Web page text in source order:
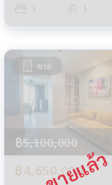
1 1
ขาย
฿5,100,000
฿4,650,000